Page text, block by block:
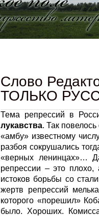
Слово
ТОЛЬКО
Тема репрессий в
лукавства. Так
«амбу» известному
разбоя сокрушались
«верных ленинцах»…
репрессии – это
истоков борьбы со
жертв репрессий
которого «порешил»
было. Хороших.